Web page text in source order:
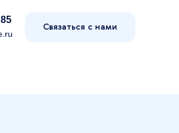
Связаться с нами